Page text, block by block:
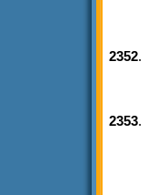
2352.
2353.